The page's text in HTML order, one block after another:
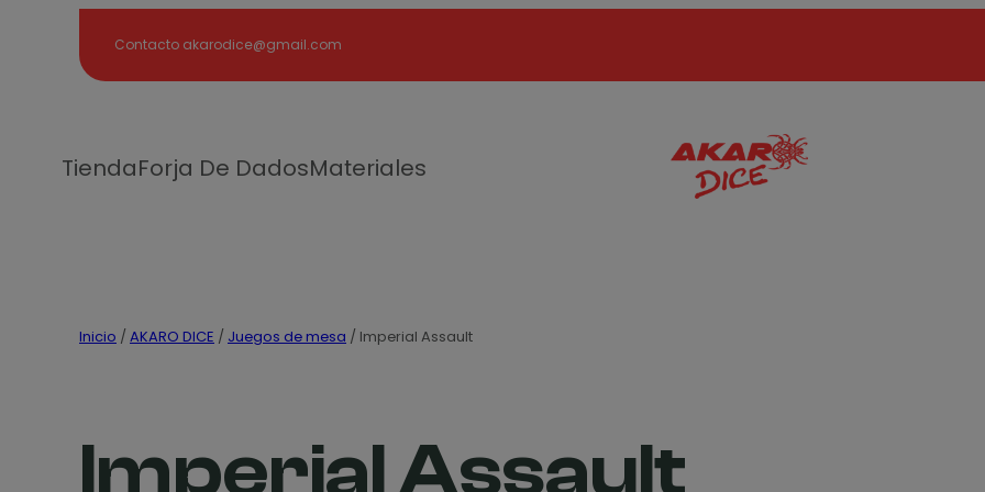
Contacto akarodice@gmail.com
TiendaForja De DadosMateriales
Inicio /AKARO DICE / Juegos de mesa / Imperial Assault
Imperial Assault
Search